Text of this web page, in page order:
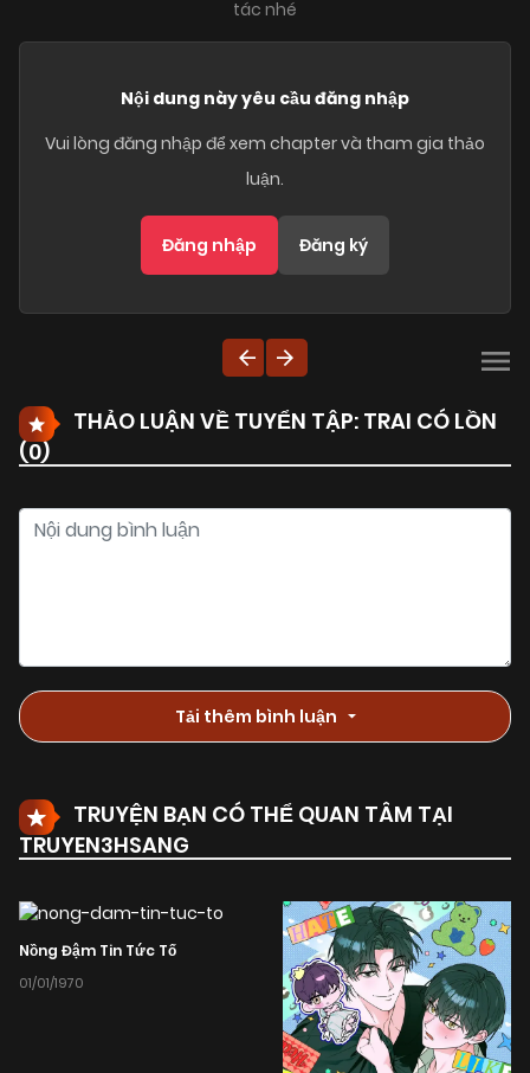
tác nhé
Nội dung này yêu cầu đăng nhập
Vui lòng đăng nhập để xem chapter và tham gia thảo
luận.
Đăng nhập Đăng ký
THẢO LUẬN VỀ TUYỂN TẬP: TRAI CÓ LỒN
(0)
Tải thêm bình luận
TRUYỆN BẠN CÓ THỂ QUAN TÂM TẠI
TRUYEN3HSANG
Nồng Đậm Tin Tức Tố
01/01/1970